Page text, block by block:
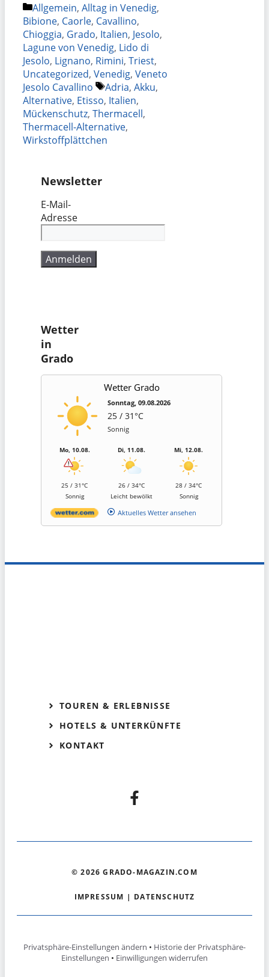
Kategorien
Allgemein, Alltag in Venedig,
Bibione, Caorle, Cavallino,
Chioggia, Grado, Italien, Jesolo,
Lagune von Venedig, Lido di
Jesolo, Lignano, Rimini, Triest,
Uncategorized, Venedig, Veneto
Jesolo Cavallino
Schlagwörter
Adria, Akku,
Alternative, Etisso, Italien,
Mückenschutz, Thermacell,
Thermacell-Alternative,
Wirkstoffplättchen
Newsletter
E-Mail-
Adresse
Wetter
in
Grado
Wetter Grado
Sonntag, 09.08.2026
25 / 31°C
Sonnig
Mo, 10.08.
25 / 31°C
Sonnig
Di, 11.08.
26 / 34°C
Leicht bewölkt
Mi, 12.08.
28 / 34°C
Sonnig
Aktuelles Wetter ansehen
TOUREN & ERLEBNISSE
HOTELS & UNTERKÜNFTE
KONTAKT
© 2026 GRADO-MAGAZIN.COM
IMPRESSUM | DATENSCHUTZ
Privatsphäre-Einstellungen ändern • Historie der Privatsphäre-
Einstellungen • Einwilligungen widerrufen